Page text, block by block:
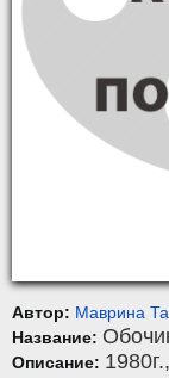
Автор: Маврина
Название:
Описание: 1980г.,